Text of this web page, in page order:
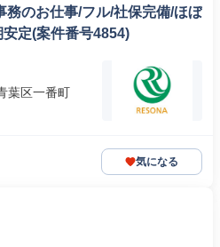
務のお仕事/フル/社保完備/ほぼ
定(案件番号4854)
葉区一番町
気になる